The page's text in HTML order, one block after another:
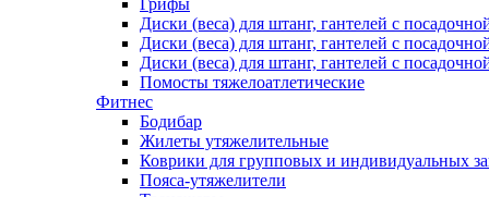
Грифы
Диски (веса) для штанг, гантелей с
Диски (веса) для штанг, гантелей с
Диски (веса) для штанг, гантелей с
Помосты тяжелоатлетические
Фитнес
Бодибар
Жилеты утяжелительные
Коврики для групповых и индивидуальных
Пояса-утяжелители